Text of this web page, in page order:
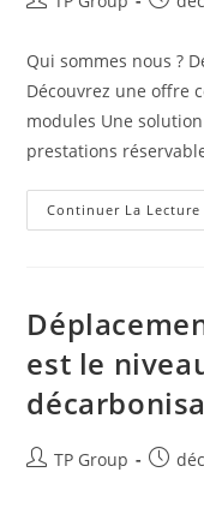
Qui sommes nous ?
Découvrez une offre
modules Une
prestations
Continuer La Lecture
est le
TP Group